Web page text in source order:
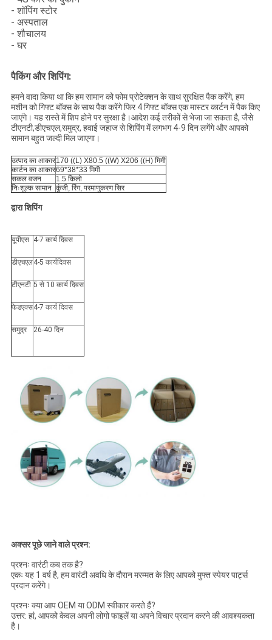
- शॉपिंग स्टोर
- अस्पताल
- शौचालय
- घर
पैकिंग और शिपिंग:
हमने वादा किया था कि हम सामान को फोम प्रोटेक्शन के साथ सुरक्षित पैक करेंगे, हम
मशीन को गिफ्ट बॉक्स के साथ पैक करेंगे फिर 4 गिफ्ट बॉक्स एक मास्टर कार्टन में पैक किए
जाएंगे। यह रास्ते में शिप होने पर सुरक्षा है।आदेश कई तरीकों से भेजा जा सकता है, जैसे
टीएनटी,डीएचएल,समुद्र, हवाई जहाज से शिपिंग में लगभग 4-9 दिन लगेंगे और आपको
सामान बहुत जल्दी मिल जाएगा।
उत्पाद का आकार170 ((L) X80.5 ((W) X206 ((H) मिमी
कार्टन का आकार69*38*33 मिमी
सकल वजन
1.5 किलो
निःशुल्क सामान कुंजी, रिंग, परमाणुकरण सिर
द्वारा शिपिंग
यूपीएस 4-7 कार्य दिवस
डीएचएल4-5 कार्यदिवस
टीएनटी 5 से 10 कार्य दिवस
फेडएक्स4-7 कार्य दिवस
समुद्र 26-40 दिन
अक्सर पूछे जाने वाले प्रश्न:
प्रश्नः वारंटी कब तक है?
एकः यह 1 वर्ष है, हम वारंटी अवधि के दौरान मरम्मत के लिए आपको मुफ्त स्पेयर पार्ट्स
प्रदान करेंगे।
प्रश्नः क्या आप OEM या ODM स्वीकार करते हैं?
उत्तर: हां, आपको केवल अपनी लोगो फाइलें या अपने विचार प्रदान करने की आवश्यकता
है।